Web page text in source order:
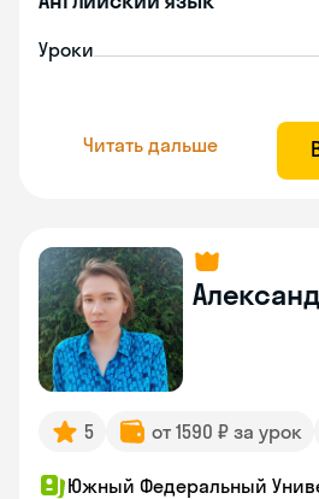
Уроки
Читать дальше
5 от 1590 ₽ за урок
Южный Федеральный